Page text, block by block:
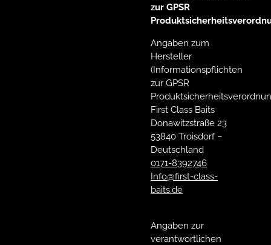
zur GPSR
Angaben zum
Hersteller
(Informationspflichten
zur GPSR
First Class Baits
Donawitzstraße 23
53840 Troisdorf –
Deutschland
0171-8392746
Info@first-class-
baits.de
Angaben zur
verantwortlichen